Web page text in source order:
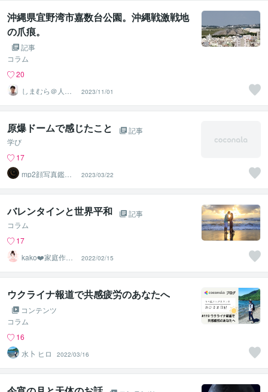
沖縄県宜野湾市嘉数台公園。沖縄戦激戦地
の爪痕。
記事
コラム
20
しまむら＠人事
コンサルタント
2023/11/01
原爆ドームで感じたこと
記事
学び
17
mp2顔写真鑑定
士ー顔写真から
人生を分析
2023/03/22
バレンタインと世界平和
記事
コラム
17
kako❤️家庭作業
療法士☆ママに
笑顔を
2022/02/15
ウクライナ報道で共感疲労のあなたへ
コンテンツ
コラム
16
水卜 ヒロ
2022/03/16